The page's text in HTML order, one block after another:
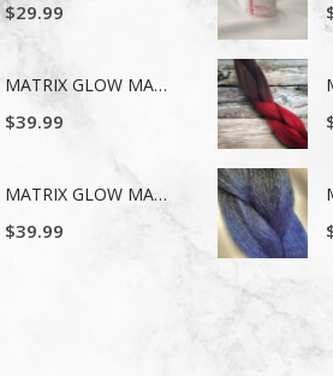
$29.99
MATRIX GLOW MANIA SHAMPOING 1LITRE
$39.99
MATRIX GLOW MANIA REVITALISANT 1LITRE
$39.99